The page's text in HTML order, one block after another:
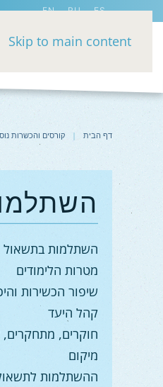
Skip to main content
ES
RU
EN
דף הבית קורסים והכשרות
השתלמות בתשאול
מטרות הלימודים
שיפור הכשירות
קהל היעד
חוקרים, מתחקרים,
מיקום
ההשתלמות